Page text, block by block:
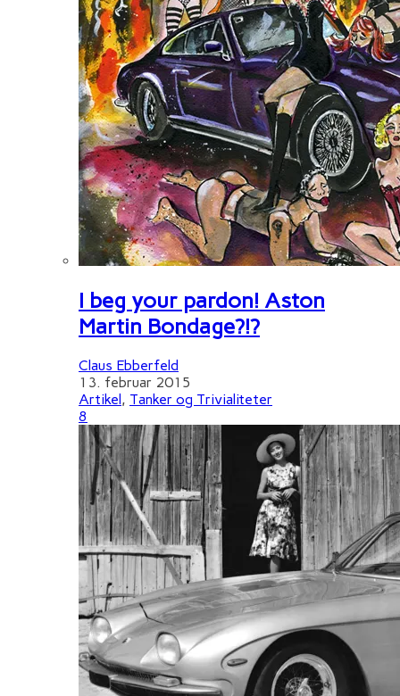
I beg your pardon! Aston
Martin Bondage?!?
Claus Ebberfeld
13. februar 2015
Artikel, Tanker og Trivialiteter
8